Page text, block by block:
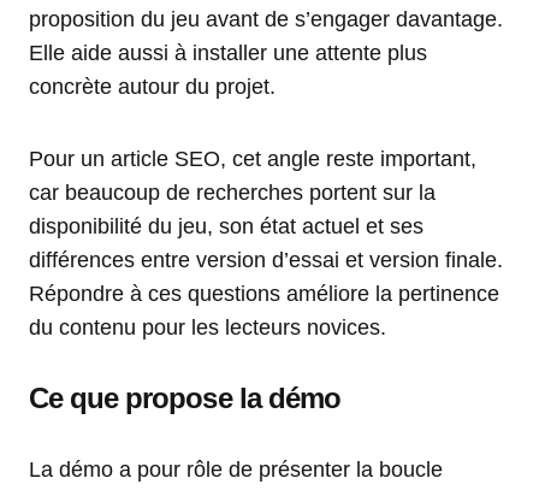
proposition du jeu avant de s’engager davantage.
Elle aide aussi à installer une attente plus
concrète autour du projet.
Pour un article SEO, cet angle reste important,
car beaucoup de recherches portent sur la
disponibilité du jeu, son état actuel et ses
différences entre version d’essai et version finale.
Répondre à ces questions améliore la pertinence
du contenu pour les lecteurs novices.
Ce que propose la démo
La démo a pour rôle de présenter la boucle